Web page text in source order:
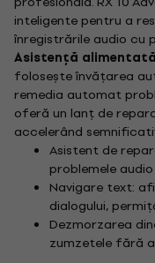
inteligente pentru a
înregistrările audio cu
Asistență alimentată
folosește învățarea
remedia automat
oferă un lanț de
accelerând
Asistent de
problemele
Navigare text:
dialogului,
Dezmorzarea
zumzetele fără